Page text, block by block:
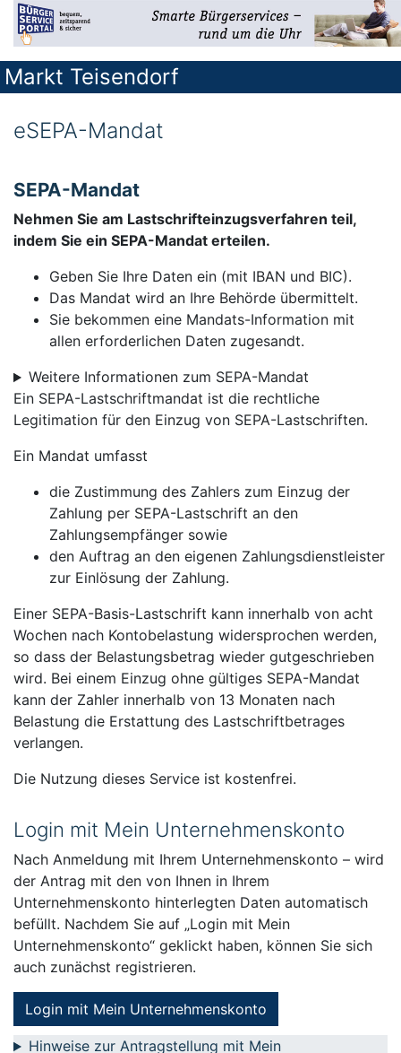
Markt Teisendorf
eSEPA-Mandat
SEPA-Mandat
Nehmen Sie am Lastschrifteinzugsverfahren teil,
indem Sie ein SEPA-Mandat erteilen.
Geben Sie Ihre Daten ein (mit IBAN und BIC).
Das Mandat wird an Ihre Behörde übermittelt.
Sie bekommen eine Mandats-Information mit
allen erforderlichen Daten zugesandt.
Weitere Informationen zum SEPA-Mandat
Ein SEPA-Lastschriftmandat ist die rechtliche
Legitimation für den Einzug von SEPA-Lastschriften.
Ein Mandat umfasst
die Zustimmung des Zahlers zum Einzug der
Zahlung per SEPA-Lastschrift an den
Zahlungsempfänger sowie
den Auftrag an den eigenen Zahlungsdienstleister
zur Einlösung der Zahlung.
Einer SEPA-Basis-Lastschrift kann innerhalb von acht
Wochen nach Kontobelastung widersprochen werden,
so dass der Belastungsbetrag wieder gutgeschrieben
wird. Bei einem Einzug ohne gültiges SEPA-Mandat
kann der Zahler innerhalb von 13 Monaten nach
Belastung die Erstattung des Lastschriftbetrages
verlangen.
Die Nutzung dieses Service ist kostenfrei.
Login mit Mein Unternehmenskonto
Nach Anmeldung mit Ihrem Unternehmenskonto – wird
der Antrag mit den von Ihnen in Ihrem
Unternehmenskonto hinterlegten Daten automatisch
befüllt. Nachdem Sie auf „Login mit Mein
Unternehmenskonto“ geklickt haben, können Sie sich
auch zunächst registrieren.
Login mit Mein Unternehmenskonto
Hinweise zur Antragstellung mit Mein